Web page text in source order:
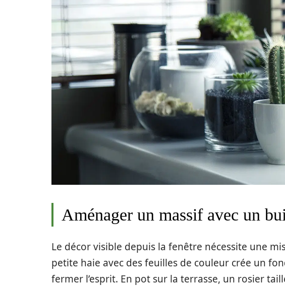
Aménager un massif avec un
Le décor visible depuis la fenêtre nécessite une
petite haie avec des feuilles de couleur crée un
fermer l’esprit. En pot sur la terrasse, un rosier